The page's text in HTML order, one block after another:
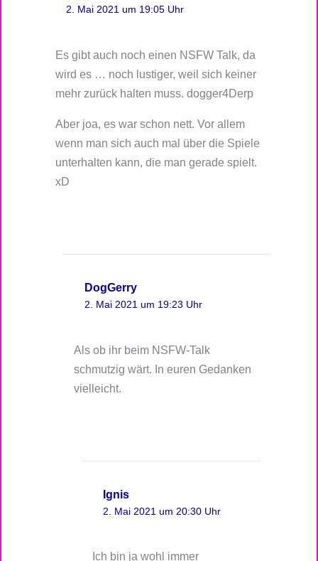
2. Mai 2021 um 19:05 Uhr
Es gibt auch noch einen NSFW Talk, da
wird es … noch lustiger, weil sich keiner
mehr zurück halten muss. dogger4Derp
Aber joa, es war schon nett. Vor allem
wenn man sich auch mal über die Spiele
unterhalten kann, die man gerade spielt.
xD
DogGerry
2. Mai 2021 um 19:23 Uhr
Als ob ihr beim NSFW-Talk
schmutzig wärt. In euren Gedanken
vielleicht.
Ignis
2. Mai 2021 um 20:30 Uhr
Ich bin ja wohl immer